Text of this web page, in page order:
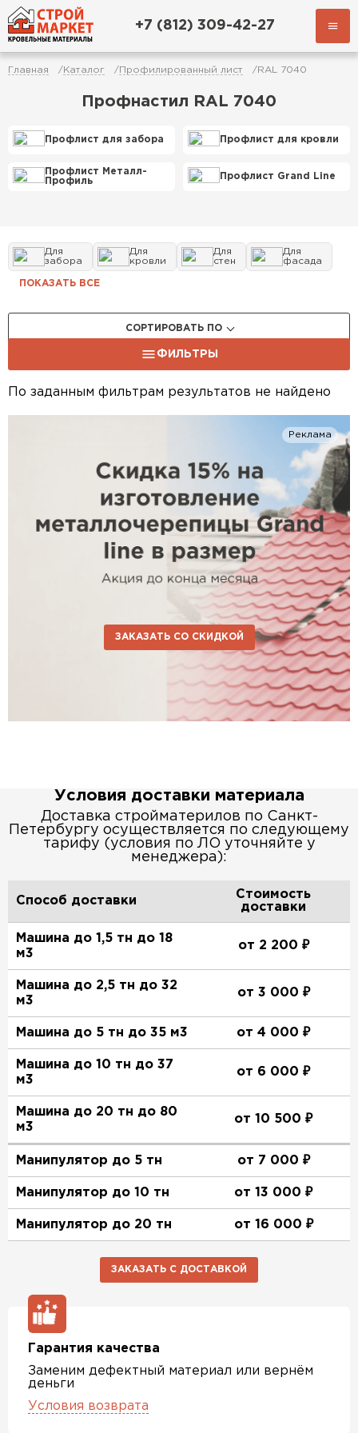
+7 (812) 309-42-27
Главная Каталог Профилированный лист RAL 7040
Профнастил RAL 7040
Профлист для забора Профлист для кровли
Профлист Металл-
Профиль
Профлист Grand Line
Для
забора
Для
кровли
Для
стен
Для
фасада
ПОКАЗАТЬ ВСЕ
СОРТИРОВАТЬ ПО
ФИЛЬТРЫ
По заданным фильтрам результатов не найдено
Реклама
ЗАКАЗАТЬ СО СКИДКОЙ
Условия доставки материала
Доставка стройматерилов по Санкт-
Петербургу осуществляется по следующему
тарифу (условия по ЛО уточняйте у
менеджера):
Способ доставки
Стоимость
доставки
Машина до 1,5 тн до 18
м3
от 2 200 ₽
Машина до 2,5 тн до 32
м3
от 3 000 ₽
Машина до 5 тн до 35 м3 от 4 000 ₽
Машина до 10 тн до 37
м3
от 6 000 ₽
Машина до 20 тн до 80
м3
от 10 500 ₽
Манипулятор до 5 тн от 7 000 ₽
Манипулятор до 10 тн от 13 000 ₽
Манипулятор до 20 тн от 16 000 ₽
ЗАКАЗАТЬ С ДОСТАВКОЙ
Гарантия качества
Заменим дефектный материал или вернём
деньги
Условия возврата